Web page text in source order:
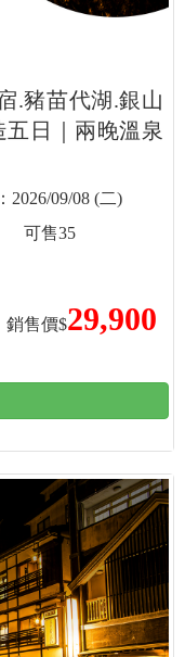
.豬苗代湖.銀山
日｜兩晚溫泉
2026/09/08 (二)
銷售價$29,900
可售35